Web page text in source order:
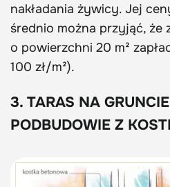
nakładania żywicy. Jej
średnio można przyjąć, że
o powierzchni 20 m²
100 zł/m²).
3. TARAS NA
PODBUDOWIE Z